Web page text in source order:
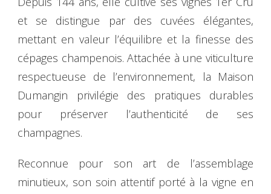
et se distingue par des cuvées élégantes,
mettant en valeur l’équilibre et la finesse des
cépages champenois. Attachée à une viticulture
respectueuse de l’environnement, la Maison
Dumangin privilégie des pratiques durables
pour préserver l’authenticité de ses
champagnes.
Reconnue pour son art de l’assemblage
minutieux, son soin attentif porté à la vigne en